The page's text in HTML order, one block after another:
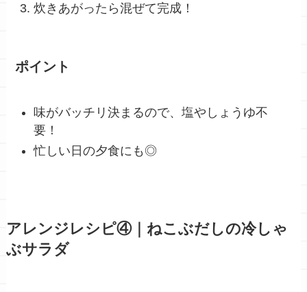
炊きあがったら混ぜて完成！
ポイント
味がバッチリ決まるので、塩やしょうゆ不
要！
忙しい日の夕食にも◎
アレンジレシピ④｜ねこぶだしの冷しゃ
ぶサラダ